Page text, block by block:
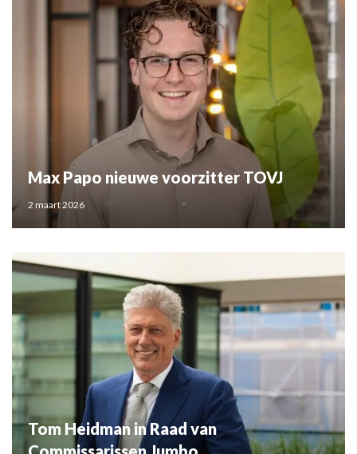
Max Papo nieuwe voorzitter TOVJ
2 maart 2026
Tom Heidman in Raad van